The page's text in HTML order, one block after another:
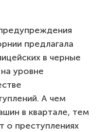
предлагала
в черные
уровне
А чем
в квартале, тем
преступлениях